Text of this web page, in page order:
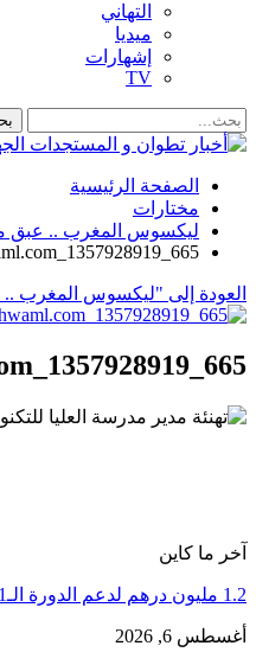
التهاني
ميديا
إشهارات
TV
الصفحة الرئيسية
مختارات
ليكسوس المغرب .. عبق
العودة إلى "ليكسوس المغرب ..
آخر ما كاين
1.2 مليون درهم لدعم الدورة الـ31 لمهرجان تطوان لسينما البحر…
أغسطس 6, 2026